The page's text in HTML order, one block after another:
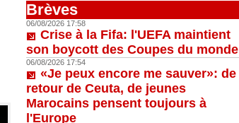
Brèves
06/08/2026 17:58
Crise à la Fifa: l'UEFA maintient
son boycott des Coupes du monde
06/08/2026 17:54
«Je peux encore me sauver»: de
retour de Ceuta, de jeunes
Marocains pensent toujours à
l'Europe